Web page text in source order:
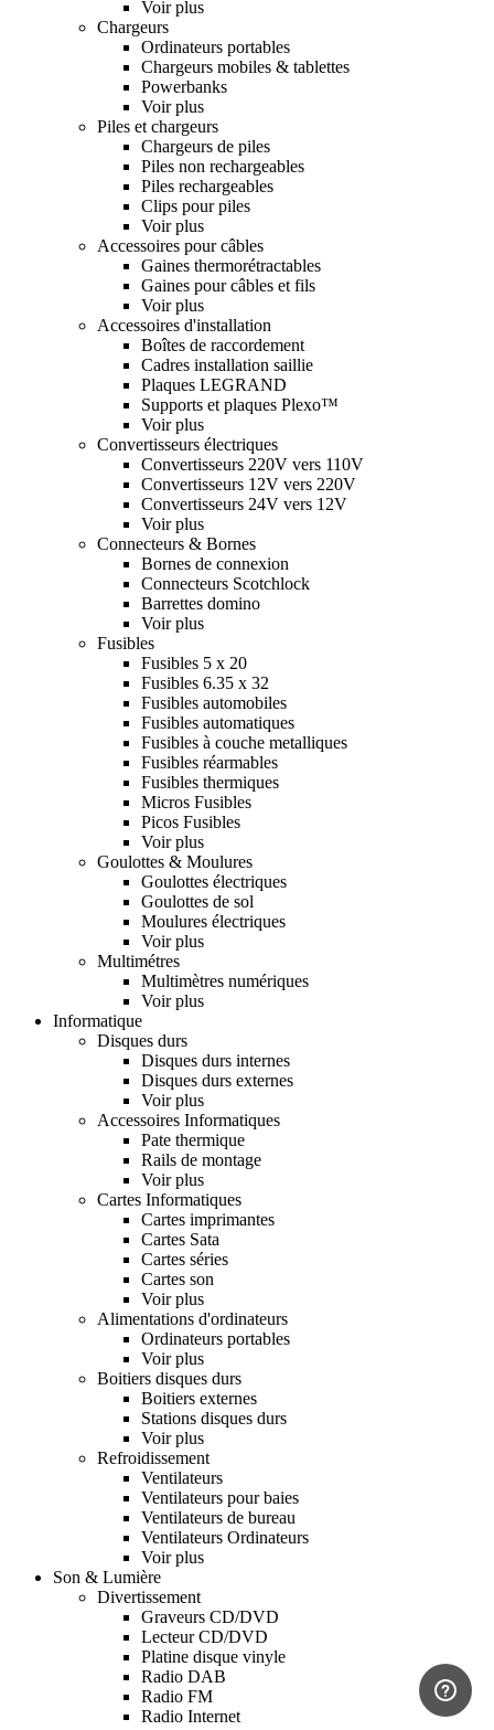
Voir plus
Chargeurs
Ordinateurs portables
Chargeurs mobiles & tablettes
Powerbanks
Voir plus
Piles et chargeurs
Chargeurs de piles
Piles non rechargeables
Piles rechargeables
Clips pour piles
Voir plus
Accessoires pour câbles
Gaines thermorétractables
Gaines pour câbles et fils
Voir plus
Accessoires d'installation
Boîtes de raccordement
Cadres installation saillie
Plaques LEGRAND
Supports et plaques Plexo™
Voir plus
Convertisseurs électriques
Convertisseurs 220V vers 110V
Convertisseurs 12V vers 220V
Convertisseurs 24V vers 12V
Voir plus
Connecteurs & Bornes
Bornes de connexion
Connecteurs Scotchlock
Barrettes domino
Voir plus
Fusibles
Fusibles 5 x 20
Fusibles 6.35 x 32
Fusibles automobiles
Fusibles automatiques
Fusibles à couche metalliques
Fusibles réarmables
Fusibles thermiques
Micros Fusibles
Picos Fusibles
Voir plus
Goulottes & Moulures
Goulottes électriques
Goulottes de sol
Moulures électriques
Voir plus
Multimétres
Multimètres numériques
Voir plus
Informatique
Disques durs
Disques durs internes
Disques durs externes
Voir plus
Accessoires Informatiques
Pate thermique
Rails de montage
Voir plus
Cartes Informatiques
Cartes imprimantes
Cartes Sata
Cartes séries
Cartes son
Voir plus
Alimentations d'ordinateurs
Ordinateurs portables
Voir plus
Boitiers disques durs
Boitiers externes
Stations disques durs
Voir plus
Refroidissement
Ventilateurs
Ventilateurs pour baies
Ventilateurs de bureau
Ventilateurs Ordinateurs
Voir plus
Son & Lumière
Divertissement
Graveurs CD/DVD
Lecteur CD/DVD
Platine disque vinyle
Radio DAB
Radio FM
Radio Internet